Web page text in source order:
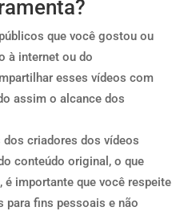
que você gostou ou
à internet ou do
esses vídeos com
assim o alcance dos
criadores dos vídeos
conteúdo original, o que
importante que você respeite
para fins pessoais e não